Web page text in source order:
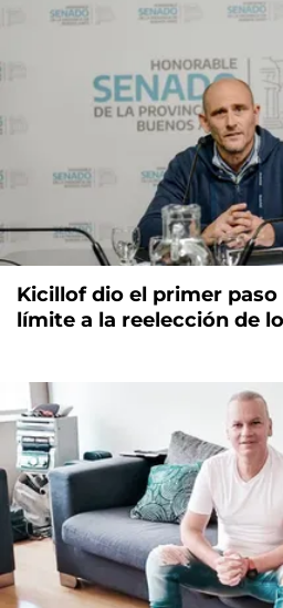
Kicillof dio el primer
límite a la reelección de